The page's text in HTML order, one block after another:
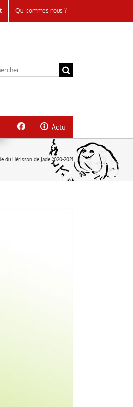
Qui sommes nous ?
Actu
du Hérisson de Jade 2020-2021